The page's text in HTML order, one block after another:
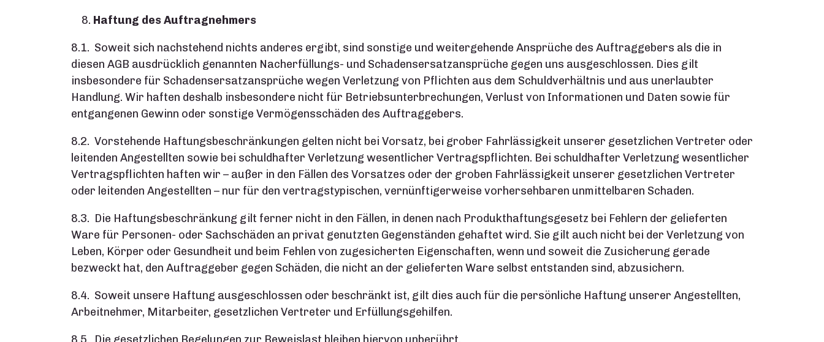
Haftung des Auftragnehmers
8.1. Soweit sich nachstehend nichts anderes ergibt, sind sonstige und weitergehende Ansprüche des Auftraggebers als die in
diesen AGB ausdrücklich genannten Nacherfüllungs- und Schadensersatzansprüche gegen uns ausgeschlossen. Dies gilt
insbesondere für Schadensersatzansprüche wegen Verletzung von Pflichten aus dem Schuldverhältnis und aus unerlaubter
Handlung. Wir haften deshalb insbesondere nicht für Betriebsunterbrechungen, Verlust von Informationen und Daten sowie für
entgangenen Gewinn oder sonstige Vermögensschäden des Auftraggebers.
8.2. Vorstehende Haftungsbeschränkungen gelten nicht bei Vorsatz, bei grober Fahrlässigkeit unserer gesetzlichen Vertreter oder
leitenden Angestellten sowie bei schuldhafter Verletzung wesentlicher Vertragspflichten. Bei schuldhafter Verletzung wesentlicher
Vertragspflichten haften wir – außer in den Fällen des Vorsatzes oder der groben Fahrlässigkeit unserer gesetzlichen Vertreter
oder leitenden Angestellten – nur für den vertragstypischen, vernünftigerweise vorhersehbaren unmittelbaren Schaden.
8.3. Die Haftungsbeschränkung gilt ferner nicht in den Fällen, in denen nach Produkthaftungsgesetz bei Fehlern der gelieferten
Ware für Personen- oder Sachschäden an privat genutzten Gegenständen gehaftet wird. Sie gilt auch nicht bei der Verletzung von
Leben, Körper oder Gesundheit und beim Fehlen von zugesicherten Eigenschaften, wenn und soweit die Zusicherung gerade
bezweckt hat, den Auftraggeber gegen Schäden, die nicht an der gelieferten Ware selbst entstanden sind, abzusichern.
8.4. Soweit unsere Haftung ausgeschlossen oder beschränkt ist, gilt dies auch für die persönliche Haftung unserer Angestellten,
Arbeitnehmer, Mitarbeiter, gesetzlichen Vertreter und Erfüllungsgehilfen.